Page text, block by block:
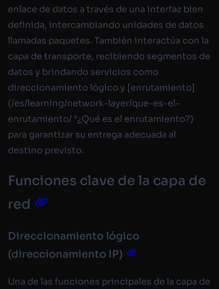
enlace de datos a través de una interfaz bien
definida, intercambiando unidades de datos
llamadas paquetes. También interactúa con la
capa de transporte, recibiendo segmentos de
datos y brindando servicios como
direccionamiento lógico y [enrutamiento]
(/es/learning/network-layer/que-es-el-
enrutamiento/ “¿Qué es el enrutamiento?)
para garantizar su entrega adecuada al
destino previsto.
Funciones clave de la capa de
red
Direccionamiento lógico
(direccionamiento IP)
Una de las funciones principales de la capa de